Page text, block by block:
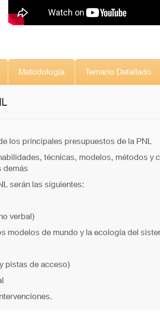
Metodología Temario Detallado
los principales presupuestos de la PNL
técnicas, modelos, métodos
demás
serán las siguientes:
verbal)
modelos de mundo y la ecología del
pistas de acceso)